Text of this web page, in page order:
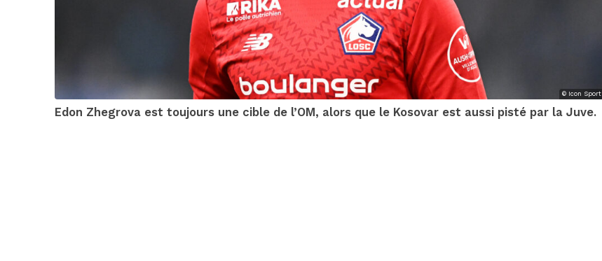
© Icon Sport
Edon Zhegrova est toujours une cible de l’OM, alors que le Kosovar est aussi pisté par la Juve.